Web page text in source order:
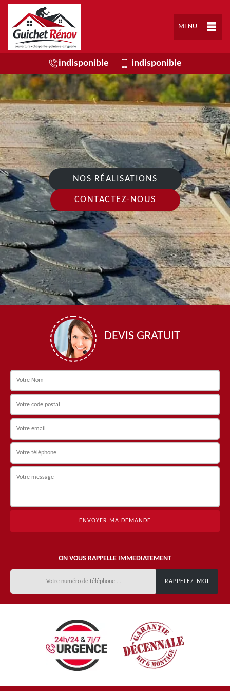
MENU
indisponible indisponible
NOS RÉALISATIONS
CONTACTEZ-NOUS
DEVIS GRATUIT
ON VOUS RAPPELLE IMMEDIATEMENT